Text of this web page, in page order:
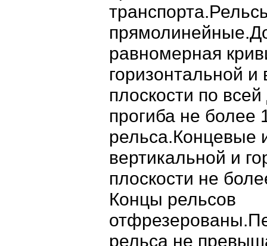
равномерная
горизонтальной и
плоскости по
прогиба не более
рельса.Концевые
вертикальной и
плоскости не
Концы рельсов
рельса не